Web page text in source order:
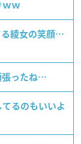
ｗｗ
る綾女の笑顔…
張ったね…
るのもいいよ